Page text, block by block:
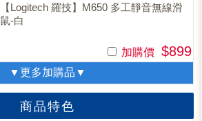
【Logitech 羅技】M650 多工靜音無線滑
鼠-白
加購價 $899
▼更多加購品▼
商品特色